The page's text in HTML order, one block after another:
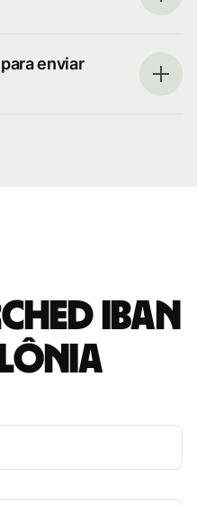
enviar
IBAN